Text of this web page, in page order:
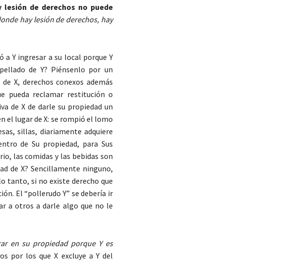
lesión de derechos no puede
hay lesión de derechos, hay
Y ingresar a su local porque Y
de Y? Piénsenlo por un
X, derechos conexos además
pueda reclamar restitución o
de X de darle su propiedad un
el lugar de X: se rompió el lomo
sillas, diariamente adquiere
de Su propiedad, para Sus
las comidas y las bebidas son
de X? Sencillamente ninguno,
tanto, si no existe derecho que
El “pollerudo Y” se debería ir
a otros a darle algo que no le
en su propiedad porque Y es
por los que X excluye a Y del